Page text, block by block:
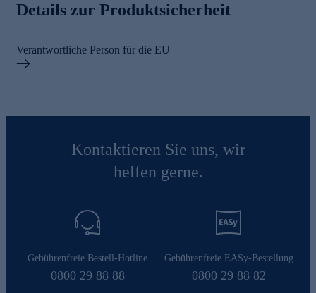
Details zur Produktsicherheit
Verantwortliche Person für die EU
Kontaktieren Sie uns, wir
helfen gerne.
Gebührenfreie Bestell-Hotline
0800 29 88 88
Gebührenfreie EASy-Bestellung
0800 29 88 82